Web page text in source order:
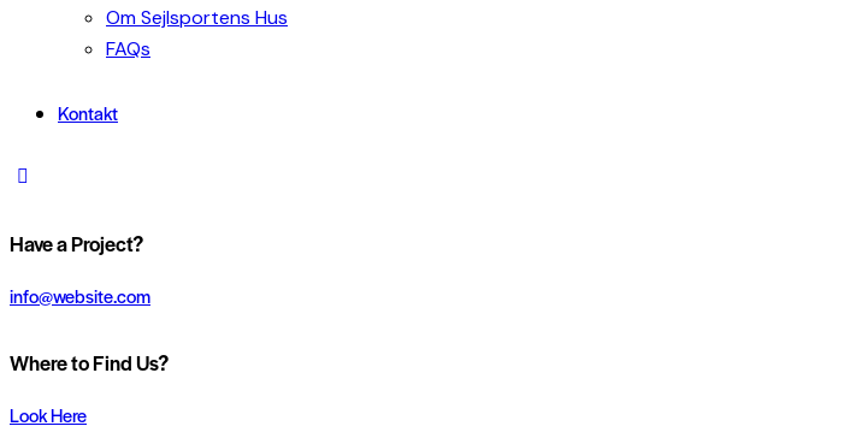
Om Sejlsportens Hus
FAQs
Kontakt
Have a Project?
info@website.com
Where to Find Us?
Look Here